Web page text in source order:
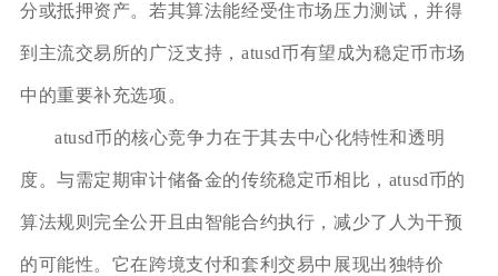
分或抵押资产。若其算法能经受住市场压力测试，并得
到主流交易所的广泛支持，atusd币有望成为稳定币市场
中的重要补充选项。
atusd币的核心竞争力在于其去中心化特性和透明
度。与需定期审计储备金的传统稳定币相比，atusd币的
算法规则完全公开且由智能合约执行，减少了人为干预
的可能性。它在跨境支付和套利交易中展现出独特价